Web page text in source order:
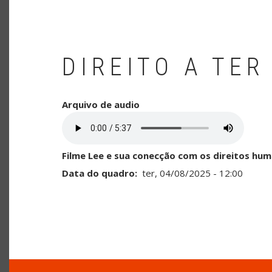
DIREITO A TER
Arquivo de audio
Filme Lee e sua conecção com os direitos
Data do quadro
ter, 04/08/2025 - 12:00